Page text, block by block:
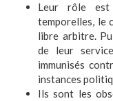
Leur rôle est
temporelles, le
libre arbitre.
de leur
immunisés
instances
Ils sont les